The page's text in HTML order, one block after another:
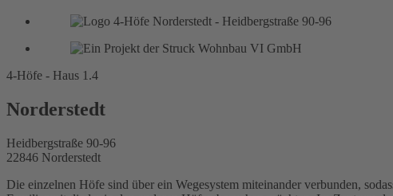
4-Höfe - Haus 1.4
Norderstedt
Heidbergstraße 90-96
22846 Norderstedt
Die einzelnen Höfe sind über ein Wegesystem miteinander verbunden,